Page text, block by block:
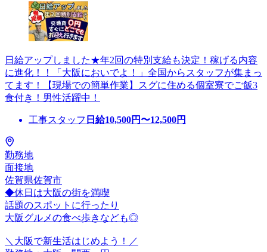
日給アップしました★年2回の特別支給も決定！稼げる内容
に進化！！「大阪においでよ！」全国からスタッフが集まっ
てます！【現場での簡単作業】スグに住める個室寮でご飯3
食付き！男性活躍中！
工事スタッフ 日給10,500円〜12,500円
勤務地
面接地
佐賀県佐賀市
◆休日は大阪の街を満喫
話題のスポットに行ったり
大阪グルメの食べ歩きなども◎
＼大阪で新生活はじめよう！／